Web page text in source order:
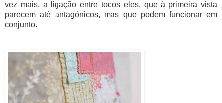
vez mais, a ligação entre todos eles, que à primeira vista
parecem até antagónicos, mas que podem funcionar em
conjunto.